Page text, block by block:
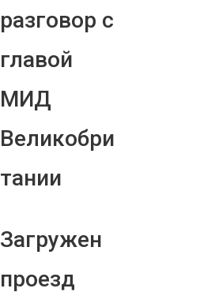
разговор с
главой
МИД
Великобри
тании
Загружен
проезд